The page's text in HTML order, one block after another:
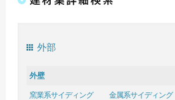
外部
外壁
窯業系サイディング
金属系サイディング